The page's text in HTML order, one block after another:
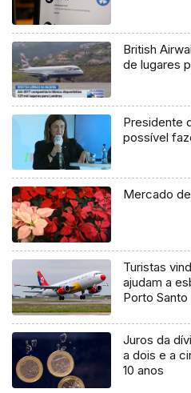
British
de lugares
Presidente
possível
Mercado
Turistas
ajudam a
Porto Santo
Juros da
a dois e a
10 anos